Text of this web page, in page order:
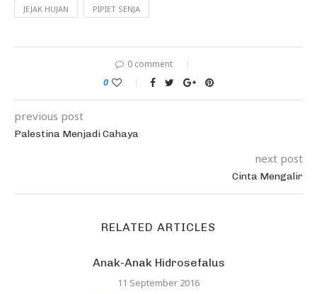
JEJAK HUJAN PIPIET SENJA
0 comment
0
previous post
Palestina Menjadi Cahaya
next post
Cinta Mengalir
RELATED ARTICLES
Anak-Anak Hidrosefalus
11 September 2016